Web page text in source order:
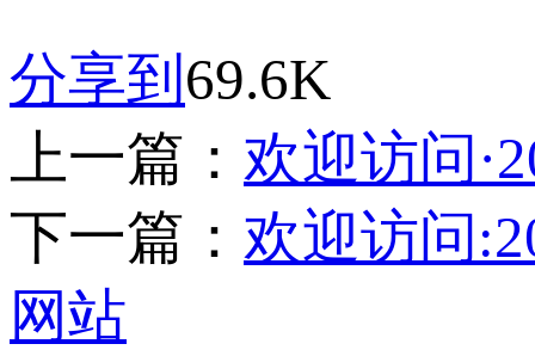
分享到 69.6K
上一篇： 欢迎访问
下一篇： 欢迎访问
网站